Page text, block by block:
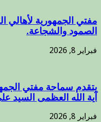
مفتي الجمهورية لأهالي
الصمود والشجاعة.
فبراير 8, 2026
يتقدم سماحة مفتي
آية الله العظمى السيد
فبراير 8, 2026